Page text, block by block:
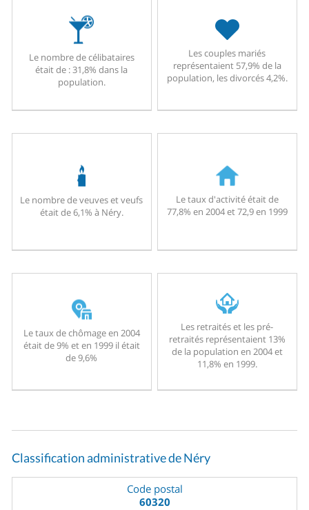
Le nombre de célibataires
était de : 31,8% dans la
population.
Les couples mariés
représentaient 57,9% de la
population, les divorcés 4,2%.
Le nombre de veuves et veufs
était de 6,1% à Néry.
Le taux d'activité était de
77,8% en 2004 et 72,9 en 1999
Le taux de chômage en 2004
était de 9% et en 1999 il était
de 9,6%
Les retraités et les pré-
retraités représentaient 13%
de la population en 2004 et
11,8% en 1999.
Classification administrative de Néry
Code postal
60320